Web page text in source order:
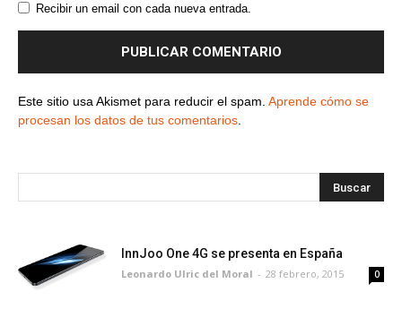
Recibir un email con cada nueva entrada.
Este sitio usa Akismet para reducir el spam. Aprende cómo se
procesan los datos de tus comentarios
InnJoo One 4G se presenta en España
Leonardo Ulric del Moral - 28 febrero, 2015 0